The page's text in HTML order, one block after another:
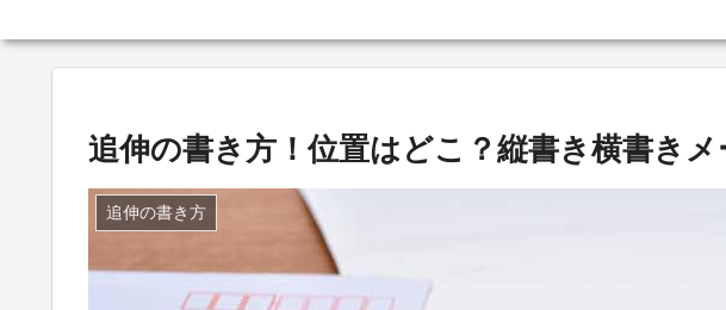
追伸の書き方！位置はどこ？縦書き横書き
追伸の書き方